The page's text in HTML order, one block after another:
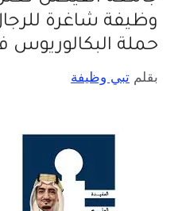
وظيفة شاغرة
حملة البكالوريوس
بقلم تبي وظيفة